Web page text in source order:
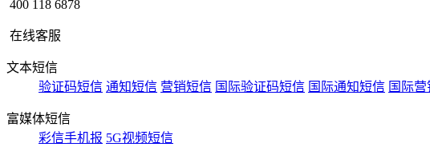
400 118 6878
在线客服
文本短信
验证码短信 通知短信 营销短信 国际验证码短信 国际通知短信 国际
富媒体短信
彩信手机报 5G视频短信